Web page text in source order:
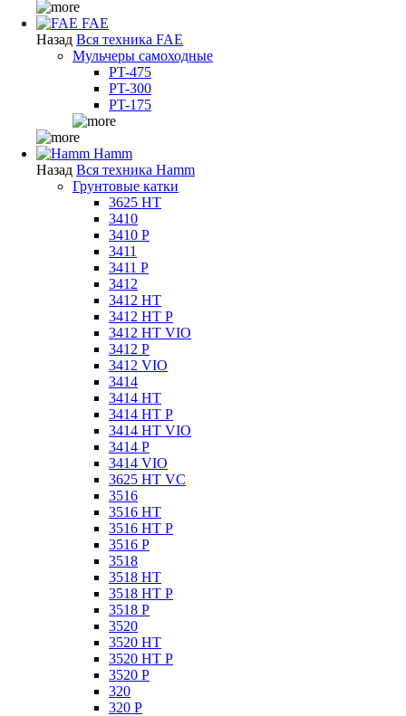
FAE
Назад Вся техника FAE
Мульчеры самоходные
PT-475
PT-300
PT-175
Hamm
Назад Вся техника Hamm
Грунтовые катки
3625 HT
3410
3410 P
3411
3411 P
3412
3412 HT
3412 HT P
3412 HT VIO
3412 P
3412 VIO
3414
3414 HT
3414 HT P
3414 HT VIO
3414 P
3414 VIO
3625 HT VC
3516
3516 HT
3516 HT P
3516 P
3518
3518 HT
3518 HT P
3518 P
3520
3520 HT
3520 HT P
3520 P
320
320 P